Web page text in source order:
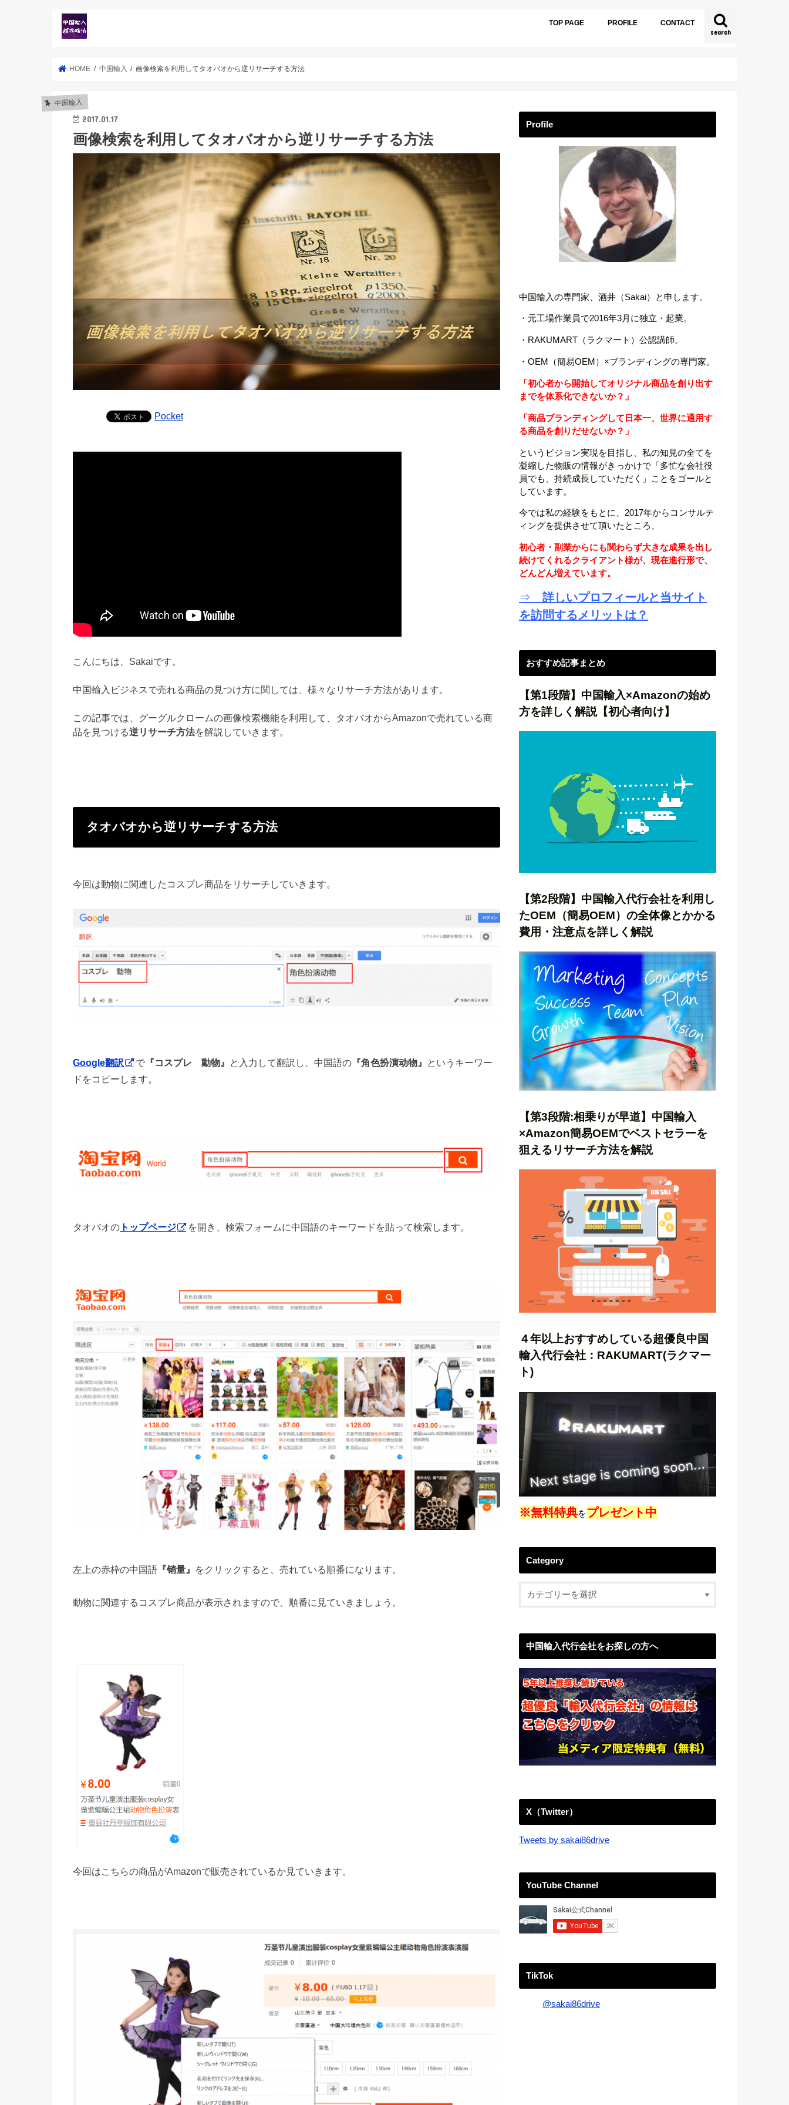
search
TOP PAGE PROFILE CONTACT
HOME 中国輸入 画像検索を利用してタオバオから逆リサーチする方法
中国輸入
2017.01.17
画像検索を利用してタオバオから逆リサーチする方法
Pocket
こんにちは、Sakaiです。
中国輸入ビジネスで売れる商品の見つけ方に関しては、様々なリサーチ方法があります。
この記事では、グーグルクロームの画像検索機能を利用して、タオバオからAmazonで売れている商
品を見つける逆リサーチ方法を解説していきます。
タオバオから逆リサーチする方法
今回は動物に関連したコスプレ商品をリサーチしていきます。
Google翻訳 で 『コスプレ 動物』 と入力して翻訳し、中国語の 『角色扮演动物』
というキーワー
ドをコピーします。
タオバオの トップページ を開き、検索フォームに中国語のキーワードを貼って検索します。
左上の赤枠の中国語 『销量』 をクリックすると、売れている順番になります。
動物に関連するコスプレ商品が表示されますので、順番に見ていきましょう。
今回はこちらの商品がAmazonで販売されているか見ていきます。
Profile
中国輸入の専門家、酒井（Sakai）と申します。
・元工場作業員で2016年3月に独立・起業。
・RAKUMART（ラクマート）公認講師。
・OEM（簡易OEM）×ブランディングの専門家。
「初心者から開始してオリジナル商品を創り出す
までを体系化できないか？」
「商品ブランディングして日本一、世界に通用す
る商品を創りだせないか？」
というビジョン実現を目指し、私の知見の全てを
凝縮した物販の情報がきっかけで「多忙な会社役
員でも、持続成長していただく」ことをゴールと
しています。
今では私の経験をもとに、2017年からコンサルテ
ィングを提供させて頂いたところ、
初心者・副業からにも関わらず大きな成果を出し
続けてくれるクライアント様が、現在進行形で、
どんどん増えています。
⇒ 詳しいプロフィールと当サイト
を訪問するメリットは？
おすすめ記事まとめ
【第1段階】中国輸入×Amazonの始め
方を詳しく解説【初心者向け】
【第2段階】中国輸入代行会社を利用し
たOEM（簡易OEM）の全体像とかかる
費用・注意点を詳しく解説
【第3段階:相乗りが早道】中国輸入
×Amazon簡易OEMでベストセラーを
狙えるリサーチ方法を解説
４年以上おすすめしている超優良中国
輸入代行会社：RAKUMART(ラクマー
ト)
※無料特典をプレゼント中
Category
中国輸入代行会社をお探しの方へ
X（Twitter）
Tweets by sakai86drive
YouTube Channel
TikTok
@sakai86drive